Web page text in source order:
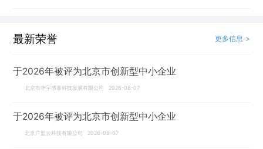
最新荣誉 更多信息 >
于2026年被评为北京市创新型中小企业
北京市华宇博泰科技发展有限公司 2026-08-07
于2026年被评为北京市创新型中小企业
北京广监云科技有限公司 2026-08-07